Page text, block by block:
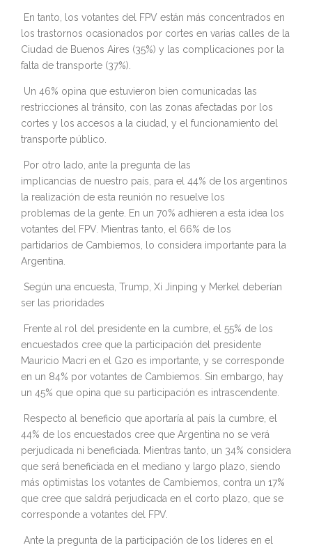
En tanto, los votantes del FPV están más concentrados en
los trastornos ocasionados por cortes en varias calles de la
Ciudad de Buenos Aires (35%) y las complicaciones por la
falta de transporte (37%).
Un 46% opina que estuvieron bien comunicadas las
restricciones al tránsito, con las zonas afectadas por los
cortes y los accesos a la ciudad, y el funcionamiento del
transporte público.
Por otro lado, ante la pregunta de las
implicancias de nuestro país, para el 44% de los argentinos
la realización de esta reunión no resuelve los
problemas de la gente. En un 70% adhieren a esta idea los
votantes del FPV. Mientras tanto, el 66% de los
partidarios de Cambiemos, lo considera importante para la
Argentina.
Según una encuesta, Trump, Xi Jinping y Merkel deberían
ser las prioridades
Frente al rol del presidente en la cumbre, el 55% de los
encuestados cree que la participación del presidente
Mauricio Macri en el G20 es importante, y se corresponde
en un 84% por votantes de Cambiemos. Sin embargo, hay
un 45% que opina que su participación es intrascendente.
Respecto al beneficio que aportaría al país la cumbre, el
44% de los encuestados cree que Argentina no se verá
perjudicada ni beneficiada. Mientras tanto, un 34% considera
que será beneficiada en el mediano y largo plazo, siendo
más optimistas los votantes de Cambiemos, contra un 17%
que cree que saldrá perjudicada en el corto plazo, que se
corresponde a votantes del FPV.
Ante la pregunta de la participación de los líderes en el